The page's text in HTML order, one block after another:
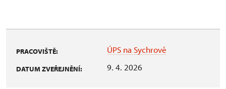
PRACOVIŠTĚ: ÚPS na Sychrově
DATUM ZVEŘEJNĚNÍ: 9. 4. 2026